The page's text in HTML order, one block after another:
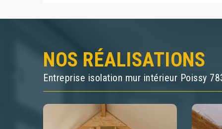
NOS RÉALISATIONS
Entreprise isolation mur intérieur Poissy